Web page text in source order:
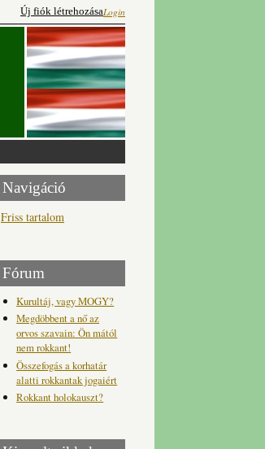
Login
Új fiók létrehozása
Navigáció
Friss tartalom
Fórum
Kurultáj, vagy MOGY?
Megdöbbent a nő az
orvos szavain: Ön mától
nem rokkant!
Összefogás a korhatár
alatti rokkantak jogaiért
Rokkant holokauszt?